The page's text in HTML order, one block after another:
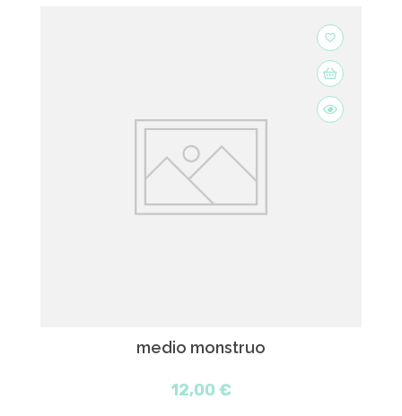
favorite_border
medio monstruo
12,00 €